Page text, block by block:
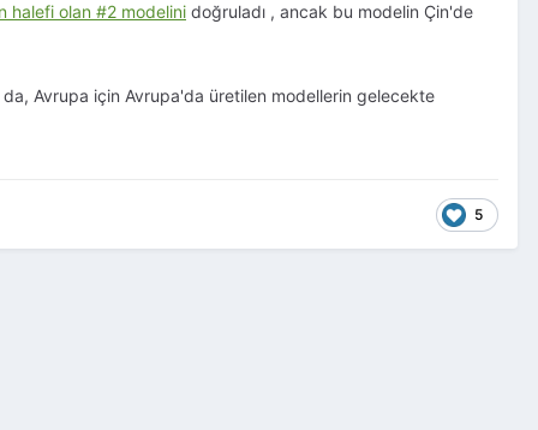
halefi olan #2 modelini doğruladı , ancak bu modelin Çin'de
da, Avrupa için Avrupa'da üretilen modellerin gelecekte
5